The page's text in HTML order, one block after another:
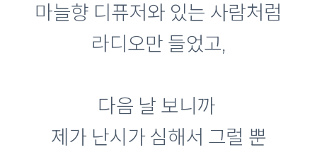
마늘향 디퓨저와 있는 사람처럼
라디오만 들었고,
다음 날 보니까
제가 난시가 심해서 그럴 뿐